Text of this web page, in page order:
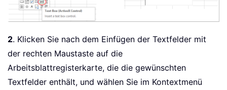
2. Klicken Sie nach dem Einfügen der Textfelder mit
der rechten Maustaste auf die
Arbeitsblattregisterkarte, die die gewünschten
Textfelder enthält, und wählen Sie im Kontextmenü